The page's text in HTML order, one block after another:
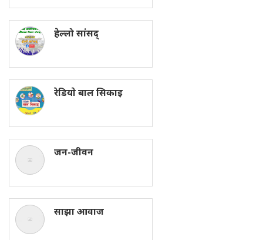
हेल्लो सांसद्
रेडियाे बाल सिकाइ
जन-जीवन
साझा आवाज